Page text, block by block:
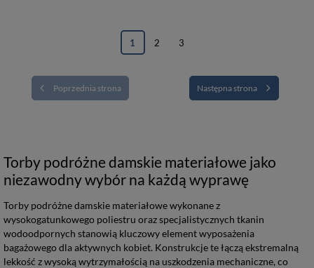
Poprzednia strona
1 2 3
Następna strona
Torby podróżne damskie materiałowe jako
niezawodny wybór na każdą wyprawę
Torby podróżne damskie materiałowe wykonane z
wysokogatunkowego poliestru oraz specjalistycznych tkanin
wodoodpornych stanowią kluczowy element wyposażenia
bagażowego dla aktywnych kobiet. Konstrukcje te łączą ekstremalną
lekkość z wysoką wytrzymałością na uszkodzenia mechaniczne, co